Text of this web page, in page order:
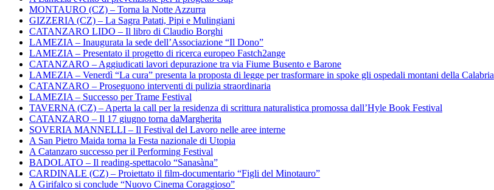
MONTAURO (CZ) – Torna la Notte Azzurra
GIZZERIA (CZ) – La Sagra Patati, Pipi e Mulingiani
CATANZARO LIDO – Il libro di Claudio Borghi
LAMEZIA – Inaugurata la sede dell’Associazione “Il Dono”
LAMEZIA – Presentato il progetto di ricerca europeo Fastch2ange
CATANZARO – Aggiudicati lavori depurazione tra via Fiume Busento e Barone
LAMEZIA – Venerdì “La cura” presenta la proposta di legge per trasformare in spoke gli ospedali montani della Calabria
CATANZARO – Proseguono interventi di pulizia straordinaria
LAMEZIA – Successo per Trame Festival
TAVERNA (CZ) – Aperta la call per la residenza di scrittura naturalistica promossa dall’Hyle Book Festival
CATANZARO – Il 17 giugno torna daMargherita
SOVERIA MANNELLI – Il Festival del Lavoro nelle aree interne
A San Pietro Maida torna la Festa nazionale di Utopia
A Catanzaro successo per il Performing Festival
BADOLATO – Il reading-spettacolo “Sanasàna”
CARDINALE (CZ) – Proiettato il film-documentario “Figli del Minotauro”
A Girifalco si conclude “Nuovo Cinema Coraggioso”